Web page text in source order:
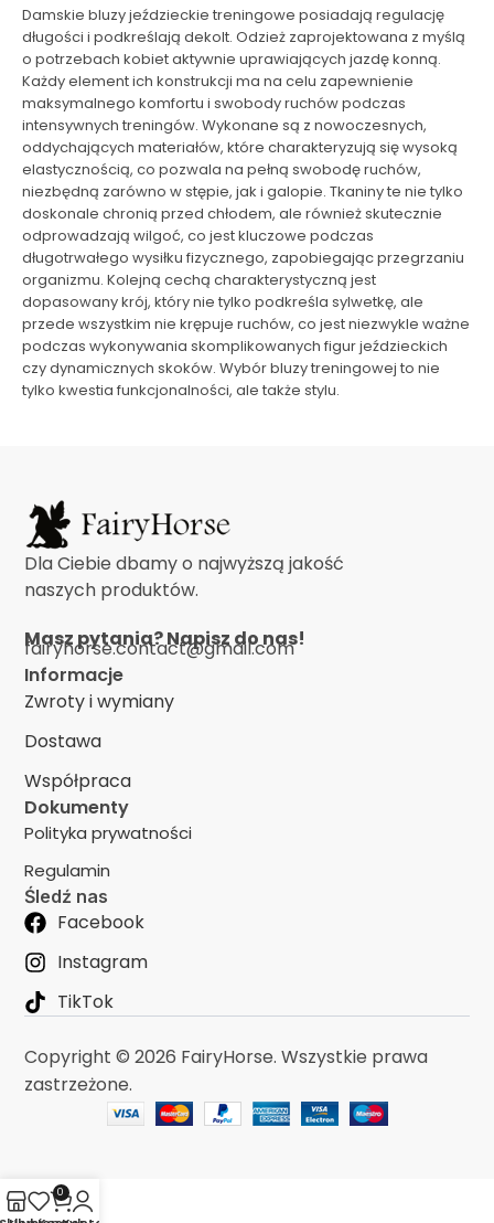
Damskie bluzy jeździeckie treningowe posiadają regulację
długości i podkreślają dekolt. Odzież zaprojektowana z myślą
o potrzebach kobiet aktywnie uprawiających jazdę konną.
Każdy element ich konstrukcji ma na celu zapewnienie
maksymalnego komfortu i swobody ruchów podczas
intensywnych treningów. Wykonane są z nowoczesnych,
oddychających materiałów, które charakteryzują się wysoką
elastycznością, co pozwala na pełną swobodę ruchów,
niezbędną zarówno w stępie, jak i galopie. Tkaniny te nie tylko
doskonale chronią przed chłodem, ale również skutecznie
odprowadzają wilgoć, co jest kluczowe podczas
długotrwałego wysiłku fizycznego, zapobiegając przegrzaniu
organizmu. Kolejną cechą charakterystyczną jest
dopasowany krój, który nie tylko podkreśla sylwetkę, ale
przede wszystkim nie krępuje ruchów, co jest niezwykle ważne
podczas wykonywania skomplikowanych figur jeździeckich
czy dynamicznych skoków. Wybór bluzy treningowej to nie
tylko kwestia funkcjonalności, ale także stylu.
Dla Ciebie dbamy o najwyższą jakość
naszych produktów.
Masz pytania? Napisz do nas!
fairyhorse.contact@gmail.com
Informacje
Zwroty i wymiany
Dostawa
Współpraca
Dokumenty
Polityka prywatności
Regulamin
Śledź nas
Facebook
Instagram
TikTok
Copyright © 2026 FairyHorse. Wszystkie prawa
zastrzeżone.
0